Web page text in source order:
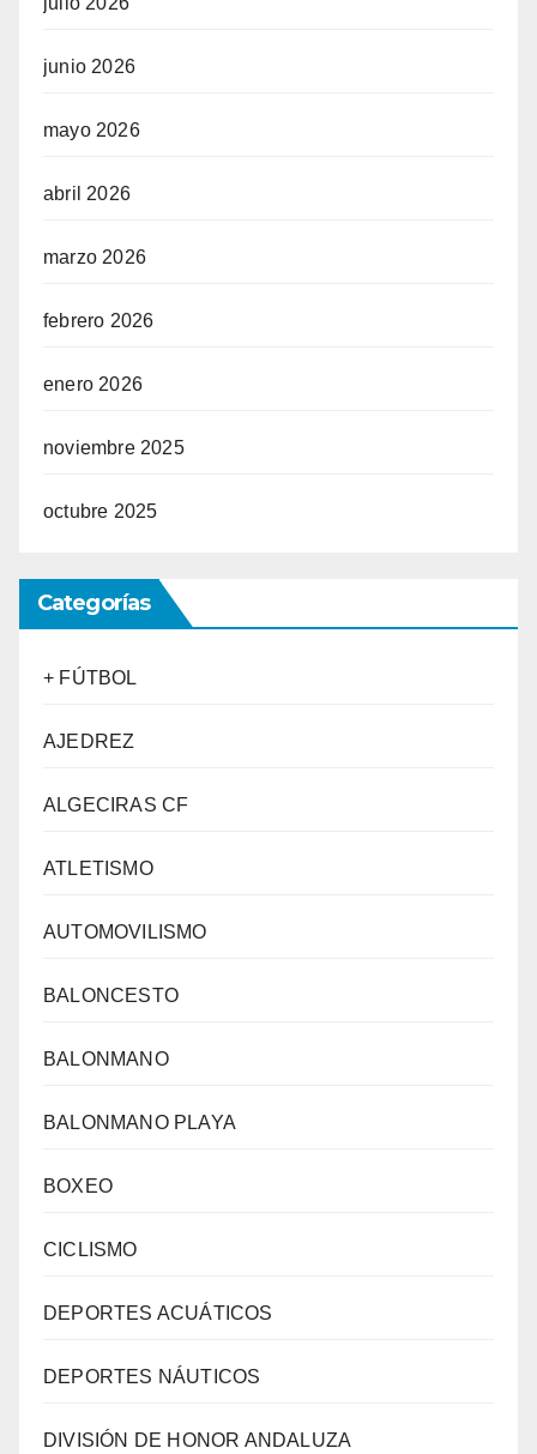
junio 2026
mayo 2026
abril 2026
marzo 2026
febrero 2026
enero 2026
noviembre 2025
octubre 2025
Categorías
+ FÚTBOL
AJEDREZ
ALGECIRAS CF
ATLETISMO
AUTOMOVILISMO
BALONCESTO
BALONMANO
BALONMANO PLAYA
BOXEO
CICLISMO
DEPORTES ACUÁTICOS
DEPORTES NÁUTICOS
DIVISIÓN DE HONOR ANDALUZA